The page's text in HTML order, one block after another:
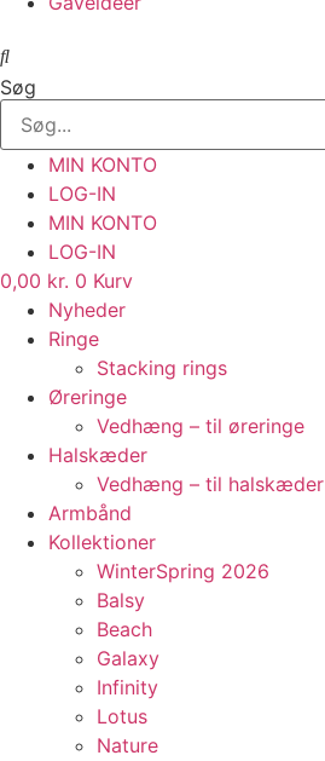
Søg
MIN KONTO
LOG-IN
MIN KONTO
LOG-IN
0,00 kr. 0 Kurv
Nyheder
Ringe
Stacking rings
Øreringe
Vedhæng – til øreringe
Halskæder
Vedhæng – til halskæder
Armbånd
Kollektioner
WinterSpring 2026
Balsy
Beach
Galaxy
Infinity
Lotus
Nature